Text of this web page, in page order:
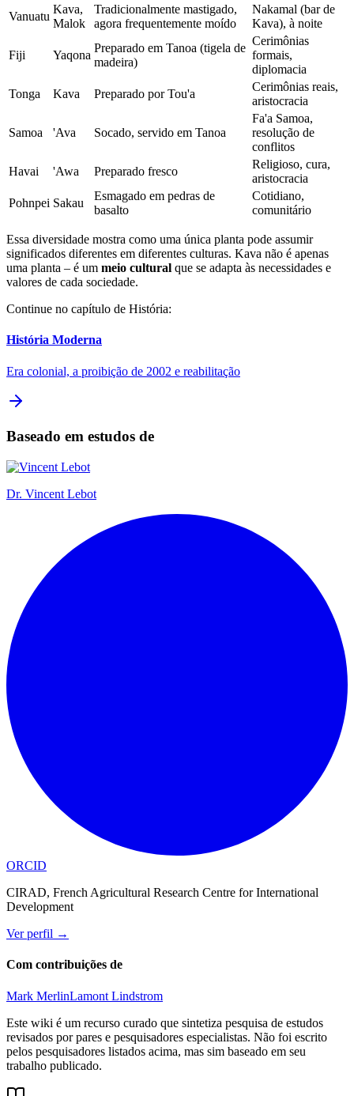
Vanuatu
Kava,
Malok
Tradicionalmente mastigado,
agora frequentemente moído
Nakamal (bar de
Kava), à noite
Fiji Yaqona
Preparado em Tanoa (tigela de
madeira)
Cerimônias
formais,
diplomacia
Tonga
Kava Preparado por Tou'a
Cerimônias reais,
aristocracia
Samoa 'Ava Socado, servido em Tanoa
Fa'a Samoa,
resolução de
conflitos
Havai
'Awa Preparado fresco
Religioso, cura,
aristocracia
Pohnpei Sakau
Esmagado em pedras de
basalto
Cotidiano,
comunitário
Essa diversidade mostra como uma única planta pode assumir
significados diferentes em diferentes culturas. Kava não é apenas
uma planta – é um meio cultural que se adapta às necessidades e
valores de cada sociedade.
Continue no capítulo de História:
História Moderna
Era colonial, a proibição de 2002 e reabilitação
Baseado em estudos de
Dr. Vincent Lebot
ORCID
CIRAD, French Agricultural Research Centre for International
Development
Ver perfil →
Com contribuições de
Mark MerlinLamont Lindstrom
Este wiki é um recurso curado que sintetiza pesquisa de estudos
revisados por pares e pesquisadores especialistas. Não foi escrito
pelos pesquisadores listados acima, mas sim baseado em seu
trabalho publicado.